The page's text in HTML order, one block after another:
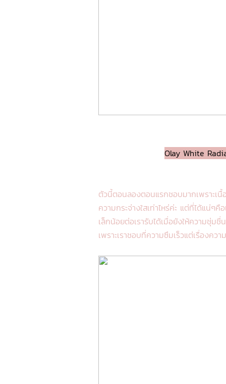
Olay White
ตัวนี้ตอนลองตอนแรกชอบมากเพราะเนื้
ความกระจ่างใสเท่าไหร่ค่ะ แต่ที่ได้แน่ๆ
เล็กน้อยต่อเรารับได้เมื่อยังให้ความชุ่ม
เพราะเราชอบที่ความซึมเร็วแต่เรื่องคว